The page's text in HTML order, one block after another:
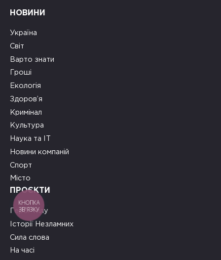
НОВИНИ
Україна
Світ
Варто знати
Гроші
Екологія
Здоров’я
Кримінал
Культура
Наука та ІТ
Новини компаній
Спорт
Місто
ПРОЄКТИ
Герої тилу
Історії Незламних
Сила слова
На часі
КНОПКА
ЗВ'ЯЗКУ